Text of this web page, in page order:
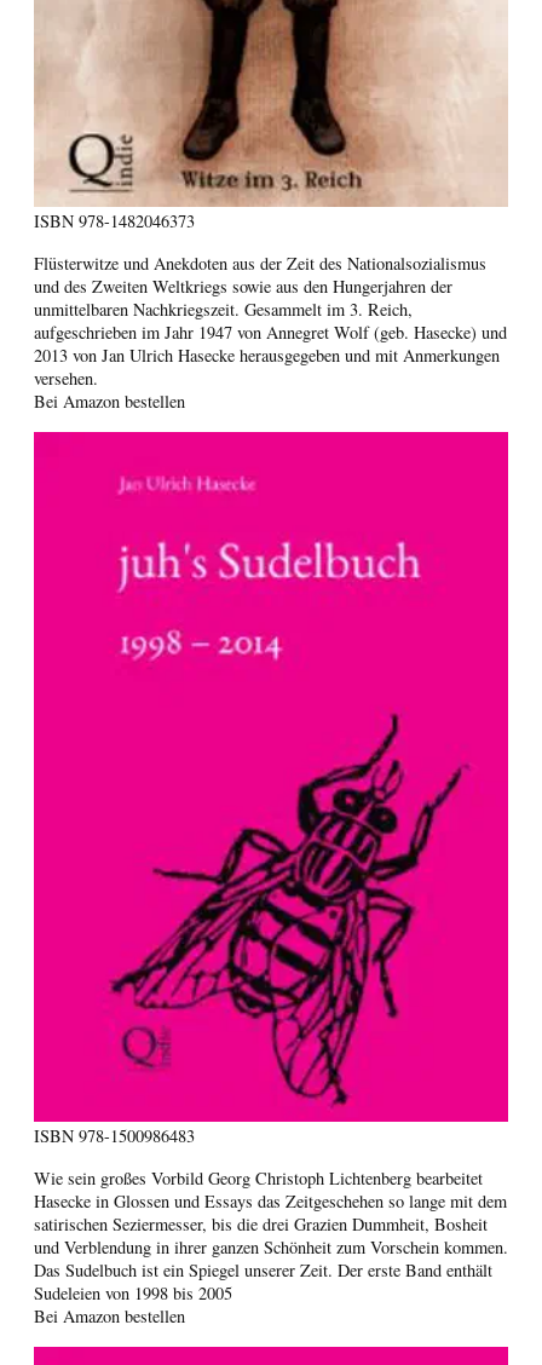
ISBN 978-1482046373
Flüsterwitze und Anekdoten aus der Zeit des Nationalsozialismus
und des Zweiten Weltkriegs sowie aus den Hungerjahren der
unmittelbaren Nachkriegszeit. Gesammelt im 3. Reich,
aufgeschrieben im Jahr 1947 von Annegret Wolf (geb. Hasecke) und
2013 von Jan Ulrich Hasecke herausgegeben und mit Anmerkungen
versehen.
Bei Amazon bestellen
ISBN 978-1500986483
Wie sein großes Vorbild Georg Christoph Lichtenberg bearbeitet
Hasecke in Glossen und Essays das Zeitgeschehen so lange mit dem
satirischen Seziermesser, bis die drei Grazien Dummheit, Bosheit
und Verblendung in ihrer ganzen Schönheit zum Vorschein kommen.
Das Sudelbuch ist ein Spiegel unserer Zeit. Der erste Band enthält
Sudeleien von 1998 bis 2005
Bei Amazon bestellen